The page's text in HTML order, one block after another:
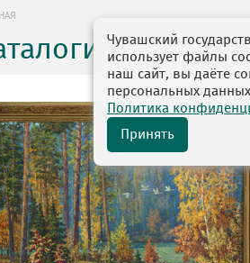
выставок
Чувашский
использует файлы
наш сайт, вы даёте
персональных
Политика
Принять